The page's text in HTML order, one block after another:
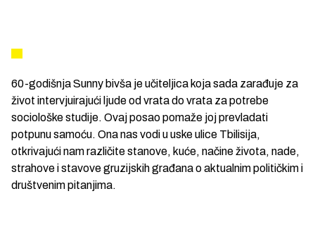
60-godišnja Sunny bivša je učiteljica koja sada zarađuje za
život intervjuirajući ljude od vrata do vrata za potrebe
sociološke studije. Ovaj posao pomaže joj prevladati
potpunu samoću. Ona nas vodi u uske ulice Tbilisija,
otkrivajući nam različite stanove, kuće, načine života, nade,
strahove i stavove gruzijskih građana o aktualnim političkim i
društvenim pitanjima.